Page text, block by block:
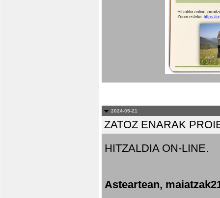
2024-05-21
ZATOZ ENARAK
HITZALDIA ON-LINE.
Asteartean,